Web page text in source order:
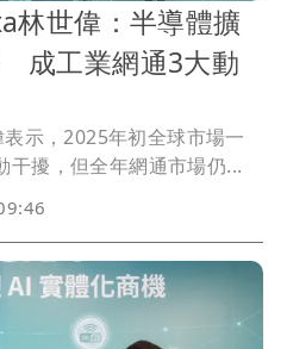
林世偉：半導體擴
成工業網通3大動
示，2025年初全球市場一
干擾，但全年網通市場仍...